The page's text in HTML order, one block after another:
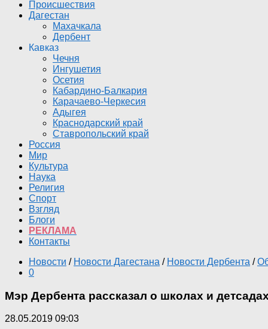
Происшествия
Дагестан
Махачкала
Дербент
Кавказ
Чечня
Ингушетия
Осетия
Кабардино-Балкария
Карачаево-Черкесия
Адыгея
Краснодарский край
Ставропольский край
Россия
Мир
Культура
Наука
Религия
Спорт
Взгляд
Блоги
РЕКЛАМА
Контакты
Новости / Новости Дагестана / Новости Дербента /
0
Мэр Дербента рассказал о школах и
28.05.2019 09:03